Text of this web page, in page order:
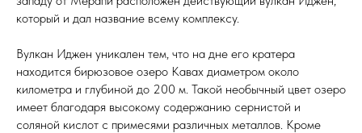
который и дал название всему комплексу.
Вулкан Иджен уникален тем, что на дне его кратера
находится бирюзовое озеро Кавах диаметром около
километра и глубиной до 200 м. Такой необычный цвет озеро
имеет благодаря высокому содержанию сернистой и
соляной кислот с примесями различных металлов. Кроме